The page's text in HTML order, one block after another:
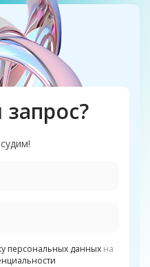
запрос?
персональных данных на